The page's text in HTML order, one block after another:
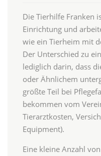
Die Tierhilfe Franken
Einrichtung und
wie ein Tierheim mit
Der Unterschied zu
lediglich darin, dass
oder Ähnlichem
größte Teil bei
bekommen vom
Tierarztkosten,
Equipment).
Eine kleine Anzahl